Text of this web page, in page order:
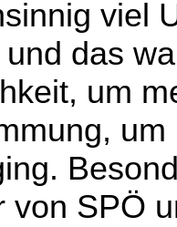
viel
das
um
von SPÖ